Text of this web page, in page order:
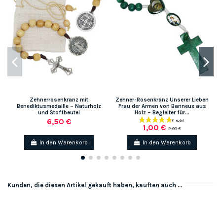
Zehnerrosenkranz mit
Benediktusmedaille – Naturholz
und Stoffbeutel
6,50 €
In den Warenkorb
Zehner-Rosenkranz Unserer Lieben
Frau der Armen von Banneux aus
Holz – Begleiter für...
1,00 €2,00 €
In den Warenkorb
Kunden, die diesen Artikel gekauft haben, kauften auch ...